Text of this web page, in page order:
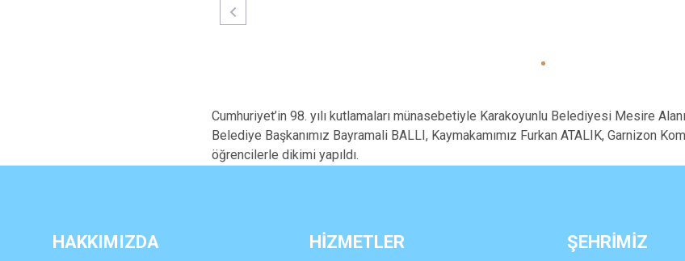
Cumhuriyet’in 98. yılı kutlamaları münasebetiyle Karakoyunlu Belediyesi Mesire
Belediye Başkanımız Bayramali BALLI, Kaymakamımız Furkan ATALIK, Garnizon
öğrencilerle dikimi yapıldı.
HAKKIMIZDA HİZMETLER ŞEHRİMİZ